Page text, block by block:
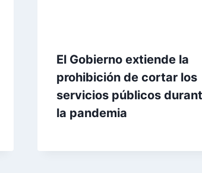
El Gobierno extiende la
prohibición de cortar los
servicios públicos
la pandemia